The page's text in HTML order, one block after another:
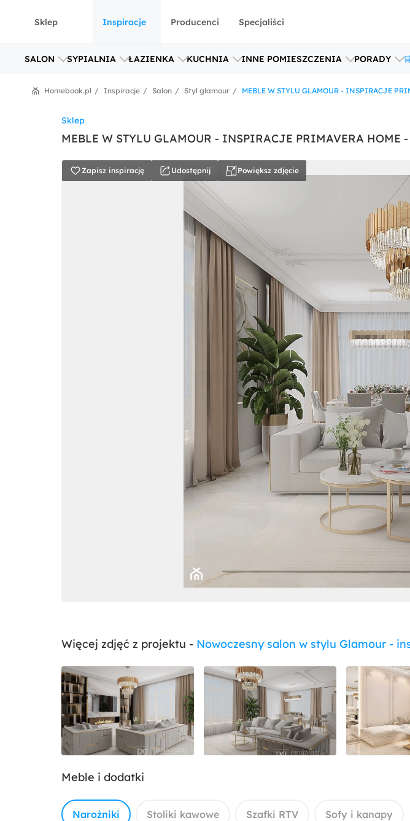
Sklep Inspiracje
SALON SYPIALNIA ŁAZIENKA KUCHNIA INNE POMIESZCZENIA PORADY
Producenci Specjaliści
MEBLE W STYLU GLAMOUR - INSPIRACJE
Styl glamour
Salon
Inspiracje
Homebook.pl
Sklep
MEBLE W STYLU GLAMOUR - INSPIRACJE PRIMAVERA HOME
Zapisz inspirację Udostępnij Powiększ zdjęcie
Więcej zdjęć z projektu - Nowoczesny salon w stylu Glamour -
Meble i dodatki
Narożniki Stoliki kawowe Szafki RTV Sofy i kanapy